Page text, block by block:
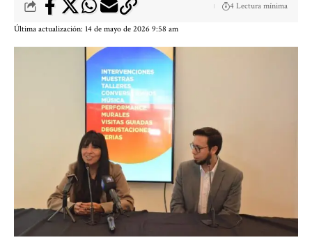
Última actualización: 14 de mayo de 2026 9:58 am
4 Lectura mínima